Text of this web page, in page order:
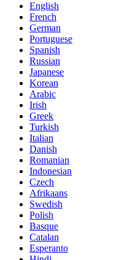
English
French
German
Portuguese
Spanish
Russian
Japanese
Korean
Arabic
Irish
Greek
Turkish
Italian
Danish
Romanian
Indonesian
Czech
Afrikaans
Swedish
Polish
Basque
Catalan
Esperanto